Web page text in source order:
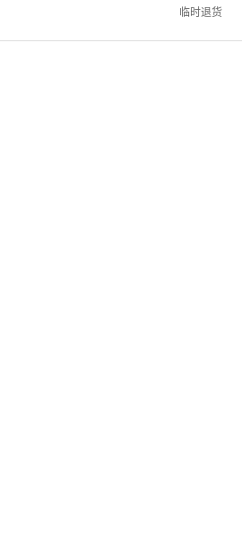
临时退货